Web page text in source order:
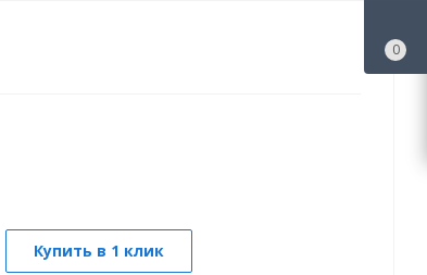
Купить в 1 клик
0